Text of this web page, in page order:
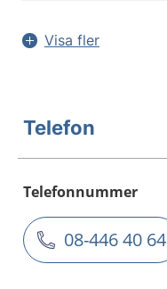
Visa fler
Telefon
Telefonnummer
08-446 40 64